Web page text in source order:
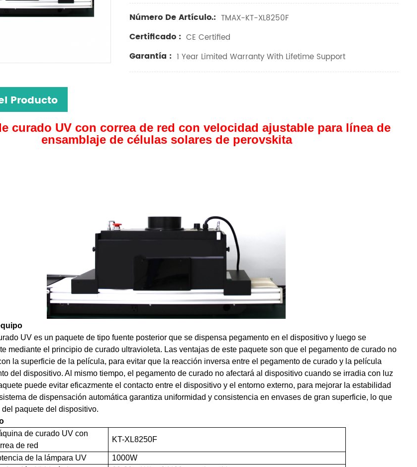
Número De Artículo.: TMAX-KT-XL8250F
Certificado : CE Certified
Garantía : 1 Year Limited Warranty With Lifetime Support
Producto
curado UV con correa de red con velocidad ajustable para línea de
ensamblaje de células solares de perovskita
UV es un paquete de tipo fuente posterior que se dispensa pegamento en el dispositivo y luego se
mediante el principio de curado ultravioleta. Las ventajas de este paquete son que el pegamento de curado no
la superficie de la película, para evitar que la reacción inversa entre el pegamento de curado y la película
del dispositivo. Al mismo tiempo, el pegamento de curado no afectará al dispositivo cuando se irradia con luz
puede evitar eficazmente el contacto entre el dispositivo y el entorno externo, para mejorar la estabilidad
de dispensación automática garantiza uniformidad y consistencia en envases de gran superficie, lo que
paquete del dispositivo.
de curado UV con
de red
KT-XL8250F
de la lámpara UV
1000W